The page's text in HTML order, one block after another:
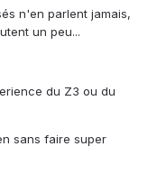
n'en parlent jamais,
un peu...
du Z3 ou du
sans faire super